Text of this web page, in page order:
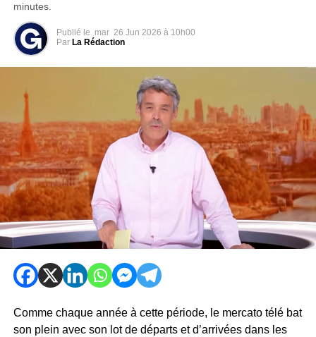
minutes.
Publié le mar 26 Jun 2026 à 10h00
Par La Rédaction
Comme chaque année à cette période, le mercato télé bat
son plein avec son lot de départs et d’arrivées dans les